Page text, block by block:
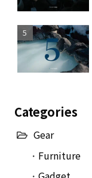
Categories
Gear
Furniture